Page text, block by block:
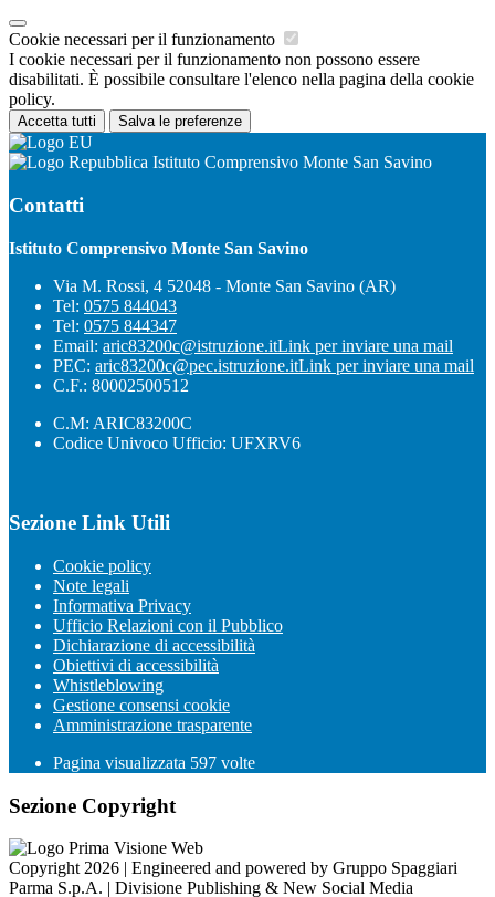
Cookie necessari per il funzionamento
I cookie necessari per il funzionamento non possono essere
disabilitati. È possibile consultare l'elenco nella pagina della cookie
policy.
Accetta tutti Salva le preferenze
Istituto Comprensivo Monte San Savino
Contatti
Istituto Comprensivo Monte San Savino
Via M. Rossi, 4 52048 - Monte San Savino (AR)
Tel: 0575 844043
Tel: 0575 844347
Email: aric83200c@istruzione.itLink per inviare una mail
PEC: aric83200c@pec.istruzione.itLink per inviare una mail
C.F.: 80002500512
C.M: ARIC83200C
Codice Univoco Ufficio: UFXRV6
Sezione Link Utili
Cookie policy
Note legali
Informativa Privacy
Ufficio Relazioni con il Pubblico
Dichiarazione di accessibilità
Obiettivi di accessibilità
Whistleblowing
Gestione consensi cookie
Amministrazione trasparente
Pagina visualizzata 597 volte
Sezione Copyright
Copyright 2026 | Engineered and powered by Gruppo Spaggiari
Parma S.p.A. | Divisione Publishing & New Social Media